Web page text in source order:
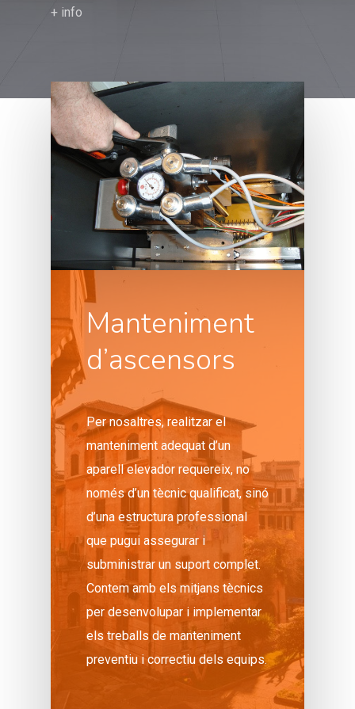
+ info
Manteniment
d’ascensors
Per nosaltres, realitzar el
manteniment adequat d’un
aparell elevador requereix, no
només d’un tècnic qualificat, sinó
d’una estructura professional
que pugui assegurar i
subministrar un suport complet.
Contem amb els mitjans tècnics
per desenvolupar i implementar
els treballs de manteniment
preventiu i correctiu dels equips.